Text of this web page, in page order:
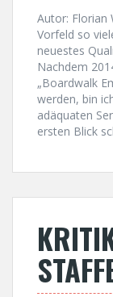
Autor: Florian
Vorfeld so
neuestes
Nachdem
„Boardwalk
werden, bin
adäquaten
ersten Blick